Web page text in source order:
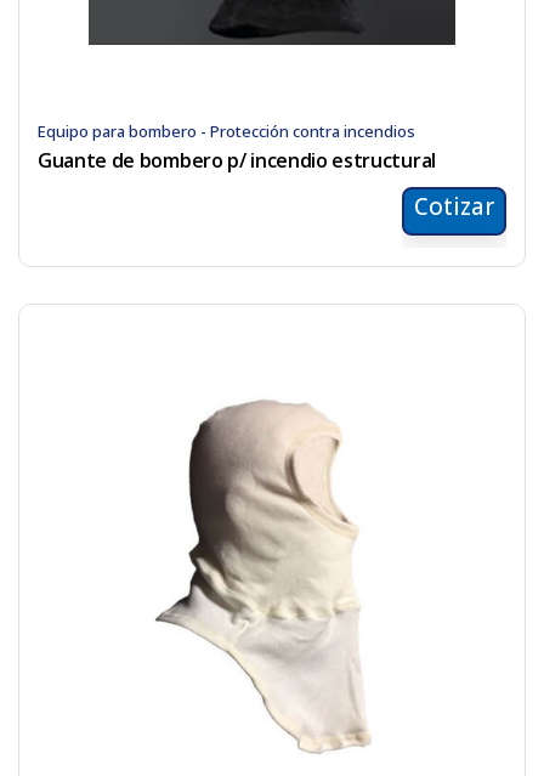
Equipo para bombero - Protección contra incendios
Guante de bombero p/ incendio estructural
Cotizar